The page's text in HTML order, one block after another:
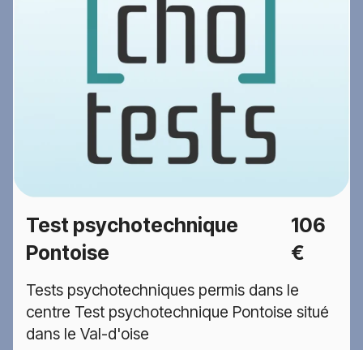
Test psychotechnique
Pontoise
106
€
Tests psychotechniques permis dans le
centre Test psychotechnique Pontoise situé
dans le Val-d'oise